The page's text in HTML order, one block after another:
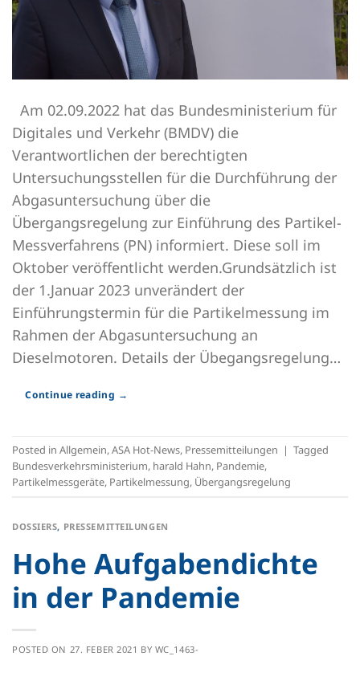
Am 02.09.2022 hat das Bundesministerium für
Digitales und Verkehr (BMDV) die
Verantwortlichen der berechtigten
Untersuchungsstellen für die Durchführung der
Abgasuntersuchung über die
Übergangsregelung zur Einführung des Partikel-
Messverfahrens (PN) informiert. Diese soll im
Oktober veröffentlicht werden.Grundsätzlich ist
der 1.Januar 2023 unverändert der
Einführungstermin für die Partikelmessung im
Rahmen der Abgasuntersuchung an
Dieselmotoren. Details der Übegangsregelung…
Continue reading →
Posted in Allgemein,ASA Hot-News, Pressemitteilungen | Tagged
Bundesverkehrsministerium, harald Hahn, Pandemie,
Partikelmessgeräte, Partikelmessung, Übergangsregelung
DOSSIERS, PRESSEMITTEILUNGEN
Hohe Aufgabendichte
in der Pandemie
POSTED ON 27. FEBER 2021 BY WC_1463-